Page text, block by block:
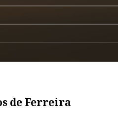
de Ferreira